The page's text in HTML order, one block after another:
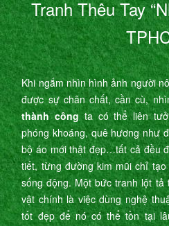
Tranh Thêu Tay
Khi ngắm nhìn hình ảnh người
được sự chân chất, cần cù,
thành côngta có thể liên
phóng khoáng, quê hương như
bộ áo mới thật đẹp…tất cả đều
tiết, từng đường kim mũi chỉ
sống động. Một bức tranh lột
vật chính là việc dùng nghệ
tốt đẹp để nó có thể tồn tại